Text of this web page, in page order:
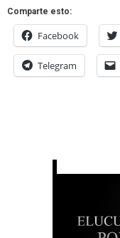
Comparte esto:
Facebook
Telegram